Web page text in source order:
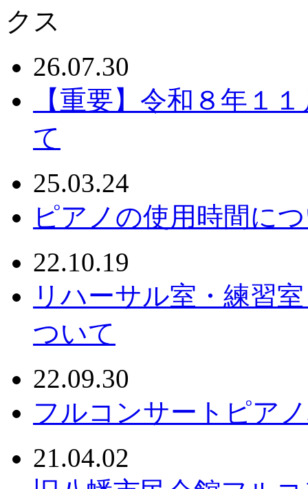
26.07.30
【重要】令和８年１
て
25.03.24
ピアノの使用時間に
22.10.19
リハーサル室・練習
ついて
22.09.30
フルコンサートピア
21.04.02